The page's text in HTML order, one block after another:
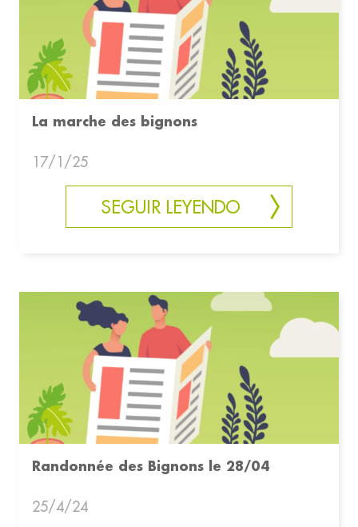
La marche des bignons
17/1/25
SEGUIR LEYENDO
Randonnée des Bignons le 28/04
25/4/24